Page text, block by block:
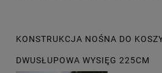
KONSTRUKCJA NOŚNA DO
DWUSŁUPOWA WYSIĘG 225CM